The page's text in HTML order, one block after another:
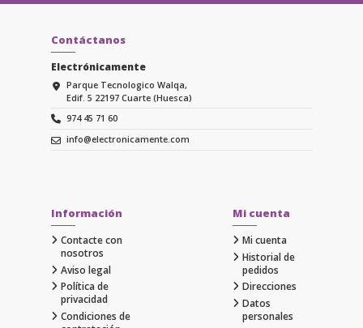
Contáctanos
Electrónicamente
Parque Tecnologico Walqa,
Edif. 5 22197 Cuarte (Huesca)
974 45 71 60
info@electronicamente.com
Información
Contacte con
nosotros
Aviso legal
Política de
privacidad
Condiciones de
Mi cuenta
Mi cuenta
Historial de
pedidos
Direcciones
Datos
personales